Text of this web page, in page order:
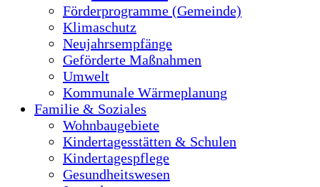
Förderprogramme (Gemeinde)
Klimaschutz
Neujahrsempfänge
Geförderte Maßnahmen
Umwelt
Kommunale Wärmeplanung
Familie & Soziales
Wohnbaugebiete
Kindertagesstätten & Schulen
Kindertagespflege
Gesundheitswesen